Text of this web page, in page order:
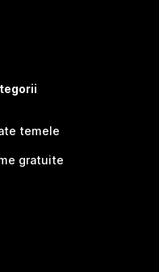
temele
gratuite